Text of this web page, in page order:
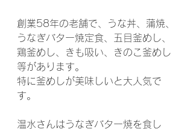
創業58年の老舗で、うな丼、蒲焼、
うなぎバター焼定食、五目釜めし、
鶏釜めし、きも吸い、きのこ釜めし
等があります。
特に釜めしが美味しいと大人気で
す。
温水さんはうなぎバター焼を食し